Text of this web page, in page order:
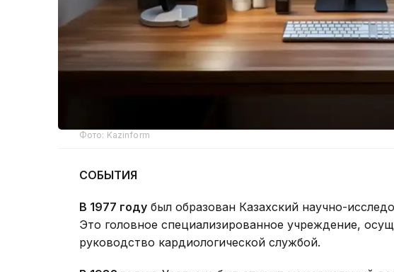
Фото: Kazinform
СОБЫТИЯ
В 1977 году был образован Казахский научно-
Это головное специализированное учреждение,
руководство кардиологической службой.